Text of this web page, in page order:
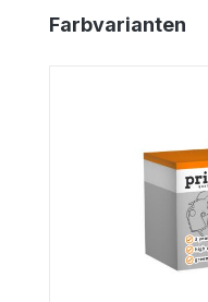
Produktgalerie
Farbvarianten